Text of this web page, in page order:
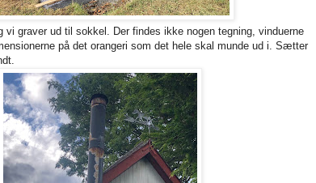
vi graver ud til sokkel. Der findes ikke nogen tegning, vinduerne
på det orangeri som det hele skal munde ud i. Sætter